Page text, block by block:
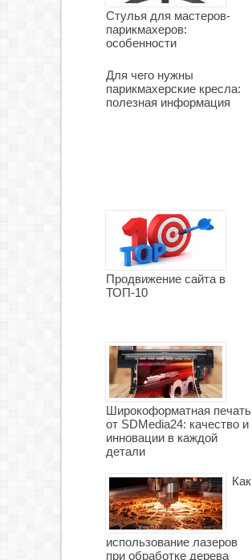
Стулья для мастеров-
парикмахеров:
особенности
Для чего нужны
парикмахерские кресла:
полезная информация
Продвижение сайта в
ТОП-10
Широкоформатная печать
от SDMedia24: качество и
инновации в каждой
детали
Как
использование лазеров
при обработке дерева